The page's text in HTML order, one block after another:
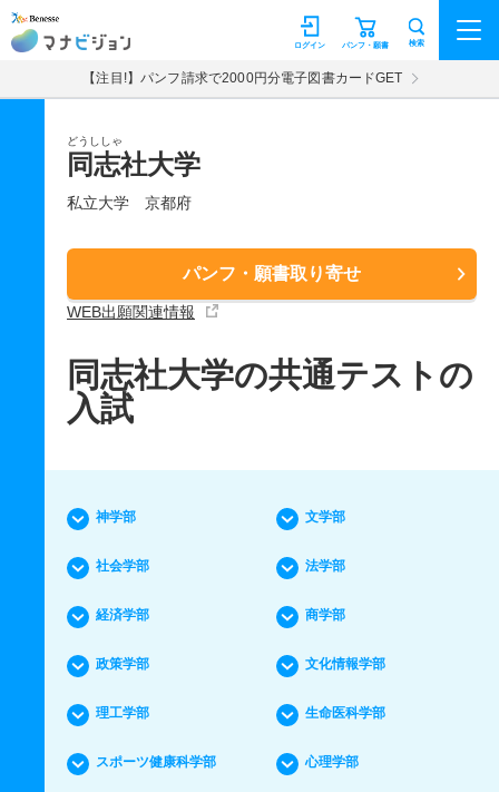
マナビジョン パンフ・願書
ログイン 検索
【注目!】パンフ請求で2000円分電子図書カードGET
どうししゃ
同志社大学
私立大学 京都府
パンフ・願書取り寄せ
WEB出願関連情報
同志社大学の共通テストの
入試
神学部 文学部
社会学部 法学部
経済学部 商学部
政策学部 文化情報学部
理工学部 生命医科学部
スポーツ健康科学部 心理学部